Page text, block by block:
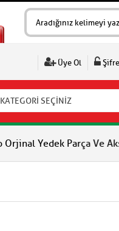
Üye Ol
KATEGORİ SEÇİNİZ
Ve Aksesuar,